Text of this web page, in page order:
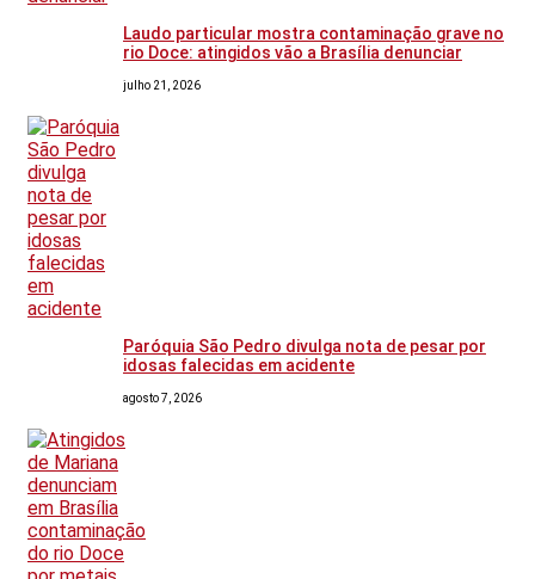
Laudo particular mostra contaminação grave no
rio Doce: atingidos vão a Brasília denunciar
julho 21, 2026
Paróquia São Pedro divulga nota de pesar por
idosas falecidas em acidente
agosto 7, 2026